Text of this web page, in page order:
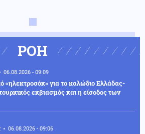
ΡΟΗ
06.08.2026 - 09:09
«ηλεκτροσόκ» για το καλώδιο Ελλάδας-
εκβιασμός και η είσοδος των
06.08.2026 - 09:06